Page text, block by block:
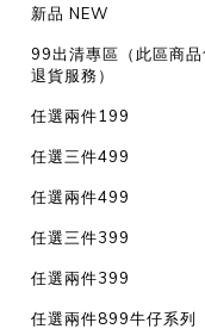
新品 NEW
99出清專區（此區商
退貨服務）
任選兩件199
任選三件499
任選兩件499
任選三件399
任選兩件399
任選兩件899牛仔系列